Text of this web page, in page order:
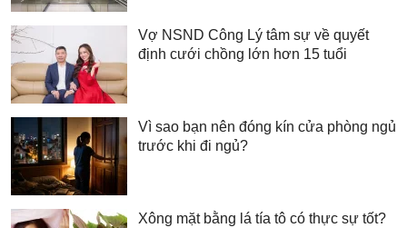
Vợ NSND Công Lý tâm sự về quyết
định cưới chồng lớn hơn 15 tuổi
Vì sao bạn nên đóng kín cửa phòng ngủ
trước khi đi ngủ?
Xông mặt bằng lá tía tô có thực sự tốt?